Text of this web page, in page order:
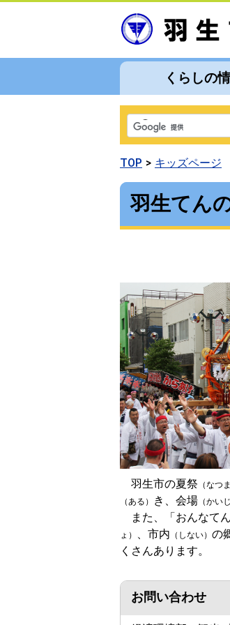
くらしの
TOP キッズページ
羽生てん
羽生市の夏祭 （なつ
（ある） き、会場 （かい
また、「おんなて
ょ）
、市内 （しない） の
くさんあります。
お問い合わせ